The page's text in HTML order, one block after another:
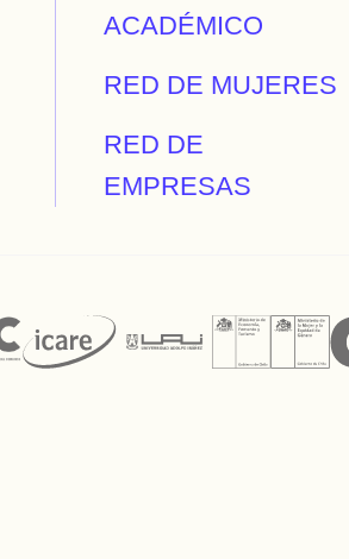
ACADÉMICO
RED DE MUJERES
RED DE
EMPRESAS